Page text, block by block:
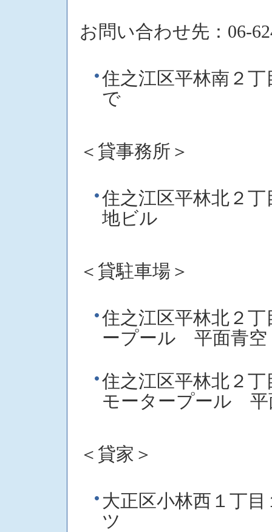
お問い合わせ先：06-
住之江区平林南２
で
＜貸事務所＞
住之江区平林北２
地ビル
＜貸駐車場＞
住之江区平林北２
ープール 平面青空
住之江区平林北
モータープー
＜貸家＞
大正区小林西１丁
ツ